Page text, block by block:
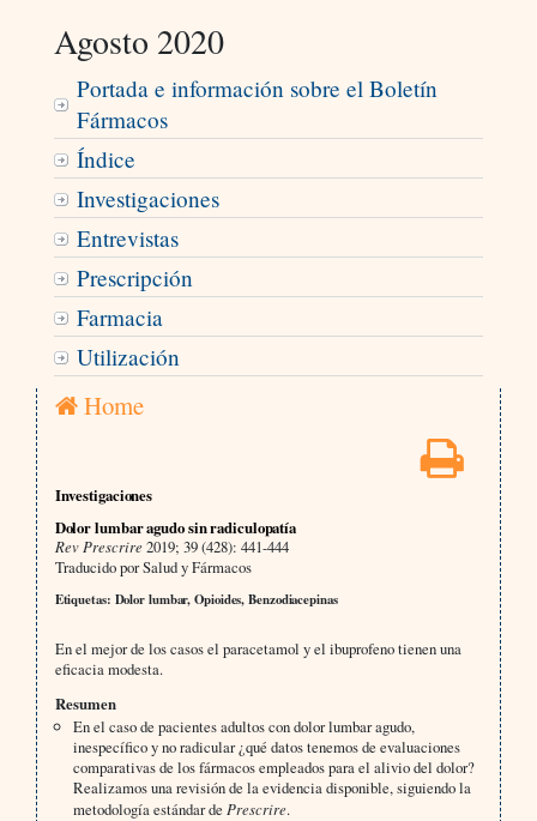
Agosto 2020
Portada e información sobre el Boletín
Fármacos
Índice
Investigaciones
Entrevistas
Prescripción
Farmacia
Utilización
Home
Investigaciones
Dolor lumbar agudo sin radiculopatía
Rev Prescrire2019; 39 (428): 441-444
Traducido por Salud y Fármacos
Etiquetas: Dolor lumbar, Opioides, Benzodiacepinas
En el mejor de los casos el paracetamol y el ibuprofeno tienen una
eficacia modesta.
Resumen
En el caso de pacientes adultos con dolor lumbar agudo,
inespecífico y no radicular ¿qué datos tenemos de evaluaciones
comparativas de los fármacos empleados para el alivio del dolor?
Realizamos una revisión de la evidencia disponible, siguiendo la
metodología estándar dePrescrire.